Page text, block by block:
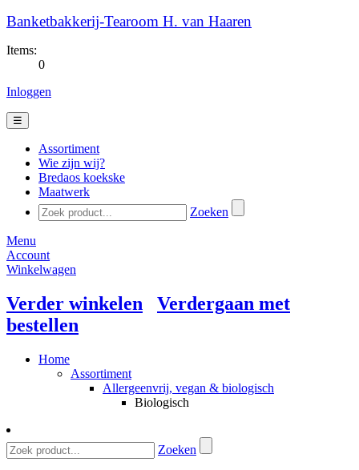
Banketbakkerij-Tearoom H. van Haaren
Items:
0
Inloggen
☰
Assortiment
Wie zijn wij?
Bredaos koekske
Maatwerk
Zoeken
Menu
Account
Winkelwagen
Verder winkelen
Verdergaan met
bestellen
Home
Assortiment
Allergeenvrij, vegan & biologisch
Biologisch
Zoeken